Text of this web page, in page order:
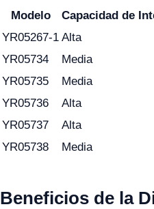
Modelo Capacidad de
YR05267-1 Alta
YR05734
Media
YR05735
Media
YR05736
Alta
YR05737
Alta
YR05738
Media
Beneficios de la